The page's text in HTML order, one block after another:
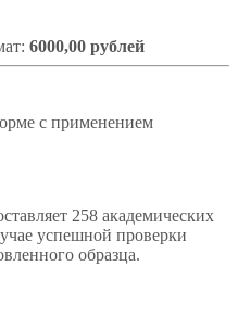
6000,00 рублей
с применением
258 академических
успешной проверки
образца.